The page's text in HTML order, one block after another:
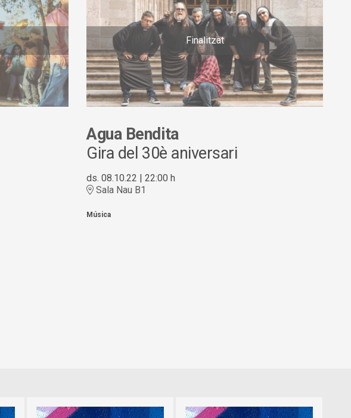
Finalitzat
Agua Bendita
Gira del 30è aniversari
ds. 08.10.22 |22:00 h
Sala Nau B1
Música